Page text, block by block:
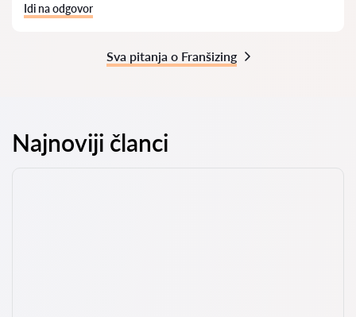
Idi na odgovor
Sva pitanja o Franšizing
Najnoviji članci